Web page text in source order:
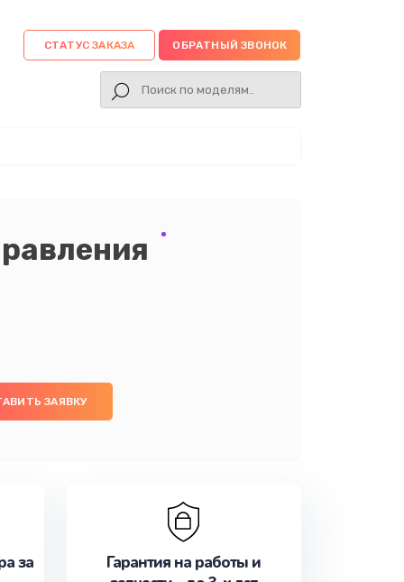
СТАТУС ЗАКАЗА ОБРАТНЫЙ ЗВОНОК
ЗАЯВКУ
за
Гарантия на работы и